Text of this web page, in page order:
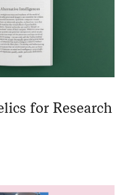
for Research